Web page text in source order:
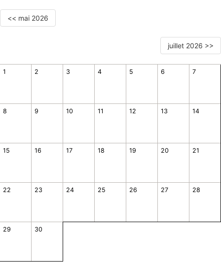
<< mai 2026
juillet 2026 >>
1 2 3 4 5 6 7
8 9 10 11 12 13 14
15 16 17 18 19 20 21
22 23 24 25 26 27 28
29 30